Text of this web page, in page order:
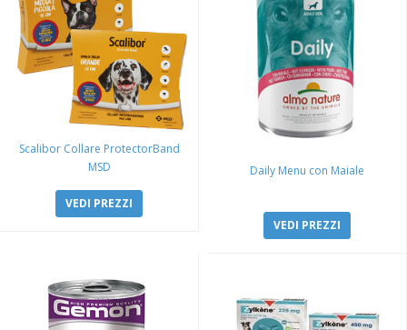
Scalibor Collare ProtectorBand
MSD
VEDI PREZZI
Daily Menu con Maiale
VEDI PREZZI